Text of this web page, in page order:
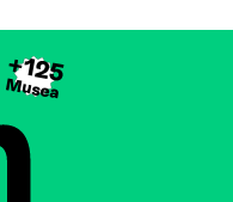
+125
Musea